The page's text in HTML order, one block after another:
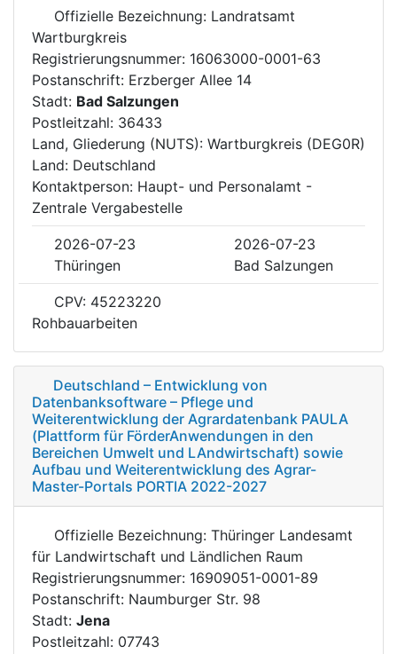
Offizielle Bezeichnung: Landratsamt
Wartburgkreis
Registrierungsnummer: 16063000-0001-63
Postanschrift: Erzberger Allee 14
Stadt: Bad Salzungen
Postleitzahl: 36433
Land, Gliederung (NUTS): Wartburgkreis (DEG0R)
Land: Deutschland
Kontaktperson: Haupt- und Personalamt -
Zentrale Vergabestelle
2026-07-23
2026-07-23
Thüringen
Bad Salzungen
CPV: 45223220
Rohbauarbeiten
Deutschland – Entwicklung von
Datenbanksoftware – Pflege und
Weiterentwicklung der Agrardatenbank PAULA
(Plattform für FörderAnwendungen in den
Bereichen Umwelt und LAndwirtschaft) sowie
Aufbau und Weiterentwicklung des Agrar-
Master-Portals PORTIA 2022-2027
Offizielle Bezeichnung: Thüringer Landesamt
für Landwirtschaft und Ländlichen Raum
Registrierungsnummer: 16909051-0001-89
Postanschrift: Naumburger Str. 98
Stadt: Jena
Postleitzahl: 07743